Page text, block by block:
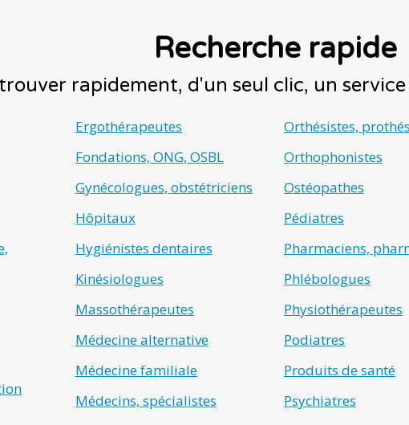
Recherche rapide
rapidement, d'un seul clic, un
Ergothérapeutes
Fondations, ONG, OSBL
Gynécologues, obstétriciens
Hôpitaux
Hygiénistes dentaires
Kinésiologues
Massothérapeutes
Médecine alternative
Médecine familiale
Médecins, spécialistes
Orthésistes,
Orthophonistes
Ostéopathes
Pédiatres
Pharmaciens,
Phlébologues
Physiothérapeutes
Podiatres
Produits de santé
Psychiatres